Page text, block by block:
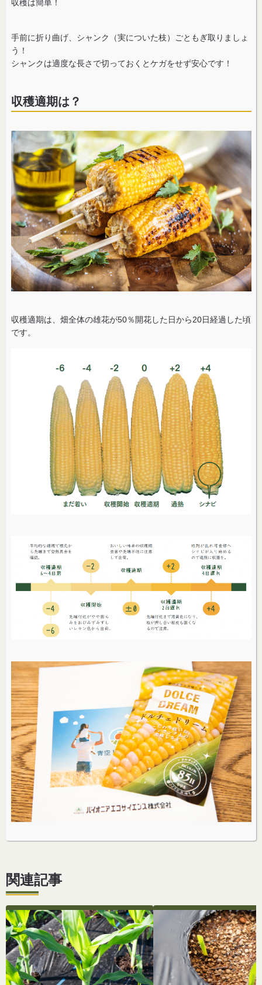
収穫は簡単！
手前に折り曲げ、シャンク（実についた枝）ごともぎ取りましょ
う！
シャンクは適度な長さで切っておくとケガをせず安心です！
収穫適期は？
収穫適期は、畑全体の雄花が50％開花した日から20日経過した頃
です。
関連記事